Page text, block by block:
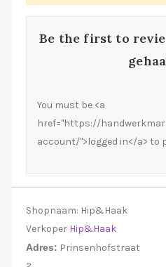
Be the first to
You must be <a
href="https://
account/">logged in</a> to
Shopnaam: Hip&Haak
Verkoper Hip&Haak
Adres: Prinsenhofstraat